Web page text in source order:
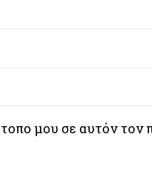
μου σε αυτόν τον